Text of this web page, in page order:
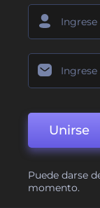
Unirse
Puede darse
momento.